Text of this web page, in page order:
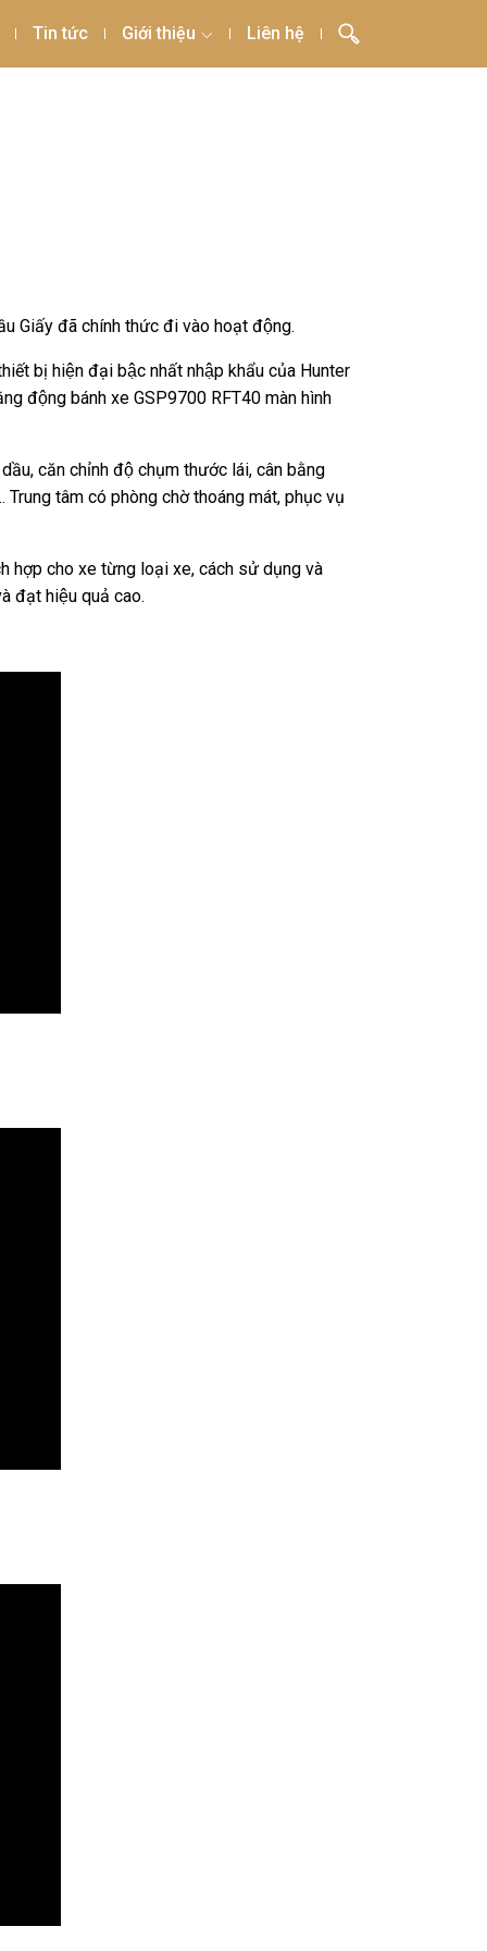
Tin tức Giới thiệu Liên hệ
Giấy đã chính thức đi vào hoạt động.
bị hiện đại bậc nhất nhập khẩu của Hunter
động bánh xe GSP9700 RFT40 màn hình
căn chỉnh độ chụm thước lái, cân bằng
tâm có phòng chờ thoáng mát, phục vụ
hợp cho xe từng loại xe, cách sử dụng và
đạt hiệu quả cao.